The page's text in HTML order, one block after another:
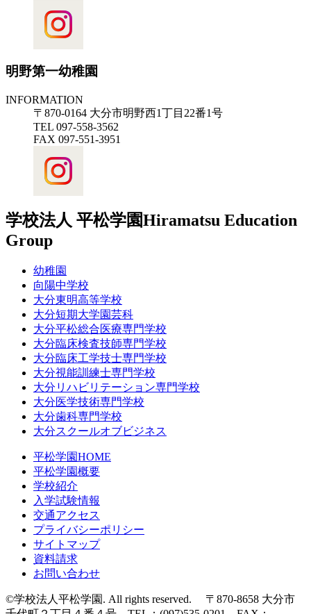
明野第一幼稚園
INFORMATION
〒870-0164 大分市明野西1丁目22番1号
TEL 097-558-3562
FAX 097-551-3951
学校法人 平松学園Hiramatsu Education
Group
幼稚園
向陽中学校
大分東明高等学校
大分短期大学園芸科
大分平松総合医療専門学校
大分臨床検査技師専門学校
大分臨床工学技士専門学校
大分視能訓練士専門学校
大分リハビリテーション専門学校
大分医学技術専門学校
大分歯科専門学校
大分スクールオブビジネス
平松学園HOME
平松学園概要
学校紹介
入学試験情報
交通アクセス
プライバシーポリシー
サイトマップ
資料請求
お問い合わせ
©学校法人平松学園. All rights reserved. 〒870-8658 大分市